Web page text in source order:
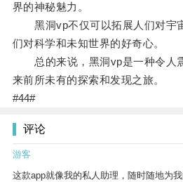
界的神秘魅力。
黑洞vp不仅可以拓展人们对宇
们对科学和未知世界的好奇心。
总的来说，黑洞vp是一种令人
来前所未有的探索和发现之旅。
#44#
评论
游客
这款app就像我的私人助理，随时随地为我